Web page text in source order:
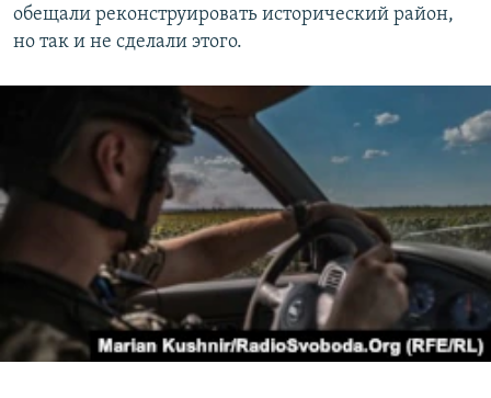
обещали реконструировать исторический район,
но так и не сделали этого.